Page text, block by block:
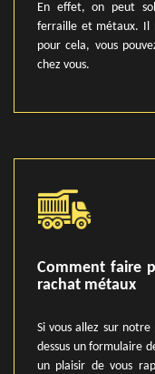
En effet, on peut
ferraille et métaux. Il
pour cela, vous
chez vous.
Comment faire
rachat métaux
Si vous allez sur
dessus un formulaire
un plaisir de vous